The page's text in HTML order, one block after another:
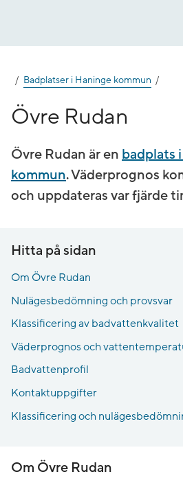
Badplatser i Haninge kommun
Övre Rudan
Övre Rudan är en badplats
kommun. Väderprognos
och uppdateras var fjärde
Hitta på sidan
Om Övre Rudan
Nulägesbedömning och provsvar
Klassificering av badvattenkvalitet
Väderprognos och
Badvattenprofil
Kontaktuppgifter
Klassificering och
Om Övre Rudan